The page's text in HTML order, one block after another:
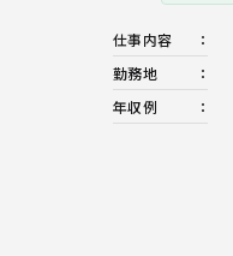
仕事内容
勤務地
年収例